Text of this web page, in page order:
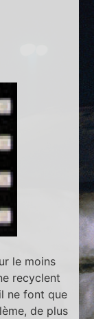
le moins
recyclent
ne font que
de plus